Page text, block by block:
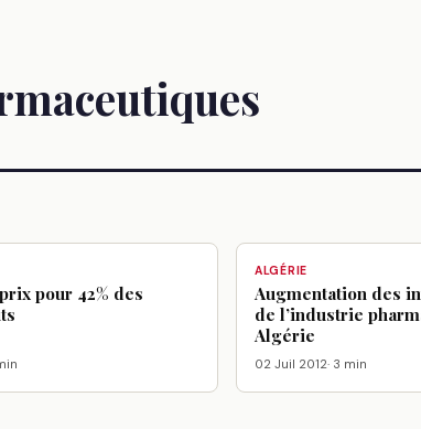
pour 42% des
ALGÉRIE
Augmentation des
de l’industrie
Algérie
02 Juil 2012· 3 min